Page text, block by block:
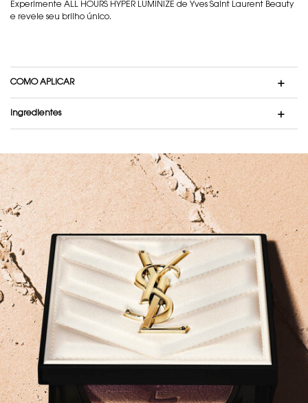
Experimente ALL HOURS HYPER LUMINIZE de Yves Saint Laurent Beauty
e revele seu brilho único.
COMO APLICAR
Ingredientes
banner 1